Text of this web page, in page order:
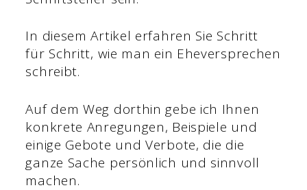
In diesem Artikel erfahren Sie Schritt
für Schritt, wie man ein Eheversprechen
schreibt.
Auf dem Weg dorthin gebe ich Ihnen
konkrete Anregungen, Beispiele und
einige Gebote und Verbote, die die
ganze Sache persönlich und sinnvoll
machen.